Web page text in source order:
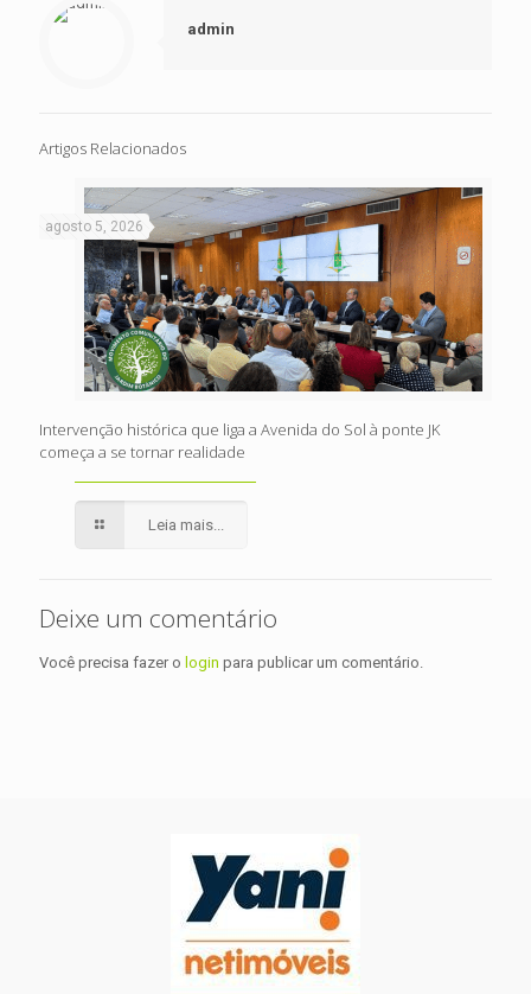
admin
Artigos Relacionados
agosto 5, 2026
Intervenção histórica que liga a Avenida do Sol à ponte JK
começa a se tornar realidade
Leia mais...
Deixe um comentário
Você precisa fazer o login para publicar um comentário.